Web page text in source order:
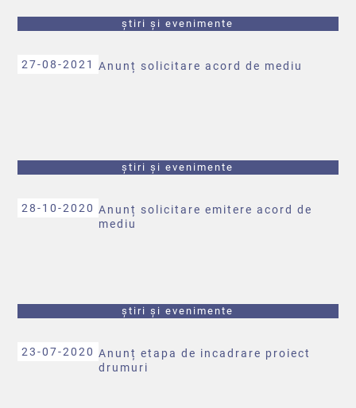
știri și evenimente
27-08-2021 Anunț solicitare acord de mediu
știri și evenimente
28-10-2020 Anunț solicitare emitere acord de
mediu
știri și evenimente
23-07-2020 Anunț etapa de incadrare proiect
drumuri